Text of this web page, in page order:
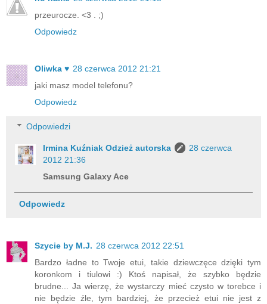
przeurocze. <3 . ;)
Odpowiedz
Oliwka ♥ 28 czerwca 2012 21:21
jaki masz model telefonu?
Odpowiedz
Odpowiedzi
Irmina Kuźniak Odzież autorska
28 czerwca
2012 21:36
Samsung Galaxy Ace
Odpowiedz
Szycie by M.J. 28 czerwca 2012 22:51
Bardzo ładne to Twoje etui, takie dziewczęce dzięki tym
koronkom i tiulowi :) Ktoś napisał, że szybko będzie
brudne... Ja wierzę, że wystarczy mieć czysto w torebce i
nie będzie źle, tym bardziej, że przecież etui nie jest z